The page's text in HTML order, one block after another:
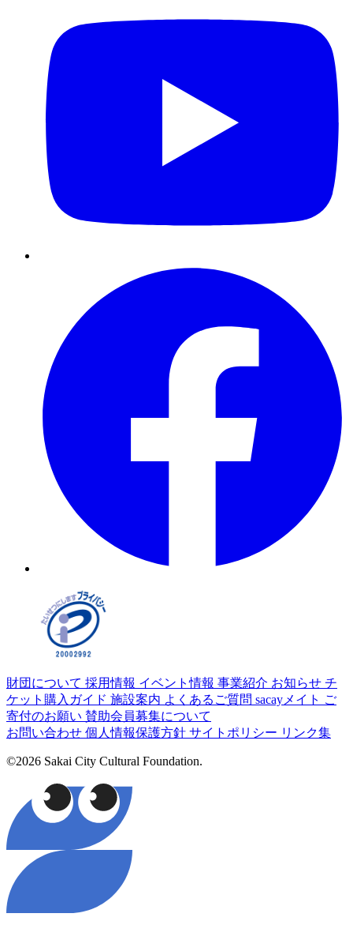
財団について 採用情報 イベント情報 事業紹介 お知らせ チ
ケット購入ガイド 施設案内 よくあるご質問 sacayメイト ご
寄付のお願い 賛助会員募集について
お問い合わせ 個人情報保護方針 サイトポリシー リンク集
©2026 Sakai City Cultural Foundation.